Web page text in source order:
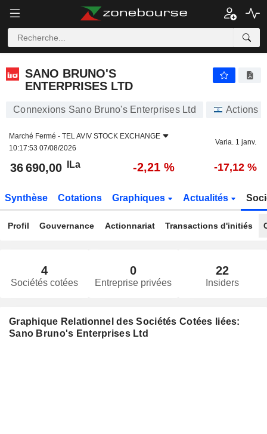
SANO BRUNO'S
ENTERPRISES LTD
Connexions Sano Bruno's Enterprises Ltd Actions
Marché Fermé - TEL AVIV STOCK EXCHANGE
10:17:53 07/08/2026
Varia. 1 janv.
36 690,00 ILa -2,21 % -17,12 %
Synthèse Cotations Graphiques Actualités
Profil Gouvernance Actionnariat Transactions d'initiés
4
Sociétés cotées
0
Entreprise privées
22
Insiders
Graphique Relationnel des Sociétés Cotées liées:
Sano Bruno's Enterprises Ltd